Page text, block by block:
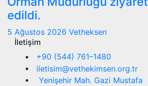
edildi.
5 Ağustos 2026 Vetheksen
İletişim
+90 (544) 761–1480
iletisim@vethekimsen.org.tr
Yenişehir Mah. Gazi Mustafa